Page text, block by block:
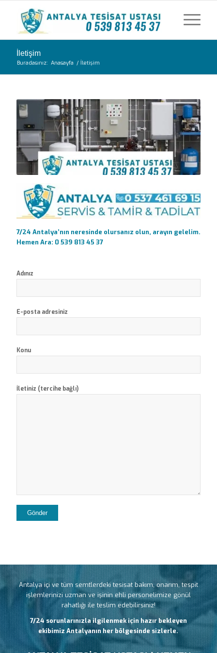
İletişim
Buradasınız: Anasayfa / İletişim
7/24 Antalya’nın neresinde olursanız olun, arayın gelelim.
Hemen Ara: 0 539 813 45 37
Adınız
E-posta adresiniz
Konu
İletiniz (tercihe bağlı)
Antalya içi ve tüm semtlerdeki tesisat bakım, onarım, tespit
işlemlerinizi uzman ve işinin ehli personelimize gönül
rahatlığı ile teslim edebilirsiniz!
7/24 sorunlarınızla ilgilenmek için hazır bekleyen
ekibimiz Antalyanın her bölgesinde sizlerle.